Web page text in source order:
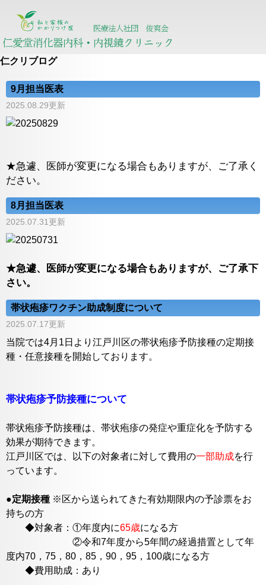
仁クリブログ
9月担当医表
2025.08.29更新
★急遽、医師が変更になる場合もありますが、ご了承く
ださい。
8月担当医表
2025.07.31更新
★急遽、医師が変更になる場合もありますが、ご了承下
さい。
帯状疱疹ワクチン助成制度について
2025.07.17更新
当院では4月1日より江戸川区の帯状疱疹予防接種の定期接
種・任意接種を開始しております。
帯状疱疹予防接種について
帯状疱疹予防接種は、帯状疱疹の発症や重症化を予防する
効果が期待できます。
江戸川区では、以下の対象者に対して費用の一部助成を行
っています。
●定期接種 ※区から送られてきた有効期限内の予診票をお
持ちの方
◆対象者：①年度内に65歳になる方
②令和7年度から5年間の経過措置として年
度内70，75，80，85，90，95，100歳になる方
◆費用助成：あり